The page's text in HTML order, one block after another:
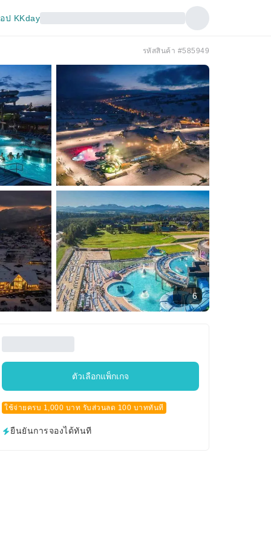
ป KKday
รหัสสินค้า #585949
6
ตัวเลือกแพ็กเกจ
ใช้จ่ายครบ 1,000 บาท รับส่วนลด 100 บาททันที
ยืนยันการจองได้ทันที